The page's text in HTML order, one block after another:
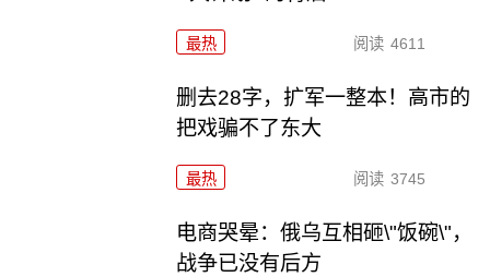
最热 阅读 4611
删去28字，扩军一整本！高市的
把戏骗不了东大
最热 阅读 3745
电商哭晕：俄乌互相砸\"饭碗\"，
战争已没有后方